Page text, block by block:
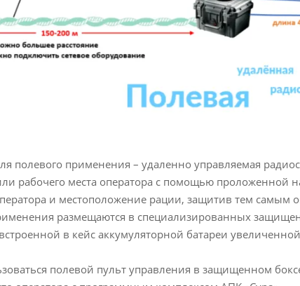
полевого применения – удаленно управляемая
рабочего места оператора с помощью проложенной
и местоположение рации, защитив тем самым
размещаются в специализированных
в кейс аккумуляторной батареи
полевой пульт управления в защищенном